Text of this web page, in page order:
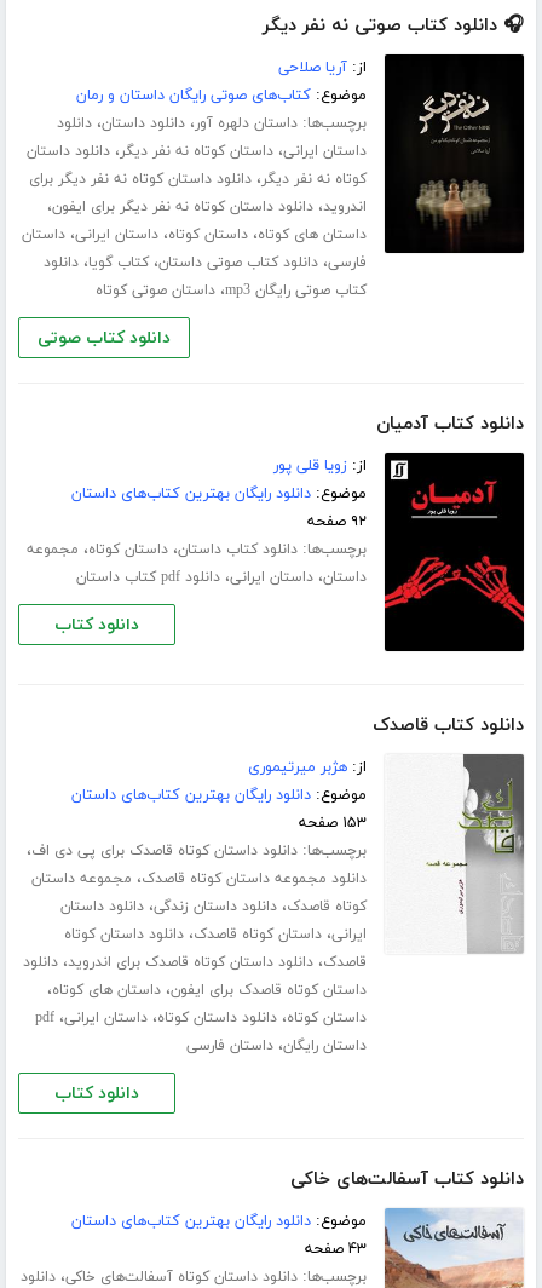
🎧 دانلود کتاب صوتی نه نفر دیگر
از:آریا صلاحی
موضوع:کتاب‌های صوتی رایگان داستان و رمان
برچسب‌ها:داستان دلهره آور،دانلود داستان،دانلود
داستان ایرانی،داستان کوتاه نه نفر دیگر،دانلود داستان
کوتاه نه نفر دیگر،دانلود داستان کوتاه نه نفر دیگر برای
اندروید،دانلود داستان کوتاه نه نفر دیگر برای ایفون،
داستان های کوتاه،داستان کوتاه،داستان ایرانی،داستان
فارسی،دانلود کتاب صوتی داستان،کتاب گویا،دانلود
کتاب صوتی رایگان mp3
،داستان صوتی کوتاه
دانلود کتاب صوتی
دانلود کتاب آدمیان
از:زویا قلی پور
موضوع:دانلود رایگان بهترین کتاب‌های داستان
۹۲ صفحه
برچسب‌ها:دانلود کتاب داستان،داستان کوتاه، مجموعه
داستان،داستان ایرانی،دانلود pdf کتاب داستان
دانلود کتاب
دانلود کتاب قاصدک
از:هژبر میرتیموری
موضوع:دانلود رایگان بهترین کتاب‌های داستان
۱۵۳ صفحه
برچسب‌ها:دانلود داستان کوتاه قاصدک برای پی دی اف،
دانلود مجموعه داستان کوتاه قاصدک، مجموعه داستان
کوتاه قاصدک،دانلود داستان زندگی،دانلود داستان
ایرانی،داستان کوتاه قاصدک،دانلود داستان کوتاه
قاصدک،دانلود داستان کوتاه قاصدک برای اندروید،دانلود
داستان کوتاه قاصدک برای ایفون،داستان های کوتاه،
داستان کوتاه،دانلود داستان کوتاه،داستان ایرانی،pdf
داستان رایگان،داستان فارسی
دانلود کتاب
دانلود کتاب آسفالت‌های خاکی
موضوع:دانلود رایگان بهترین کتاب‌های داستان
۴۳ صفحه
برچسب‌ها:دانلود داستان کوتاه آسفالت‌های خاکی،دانلود